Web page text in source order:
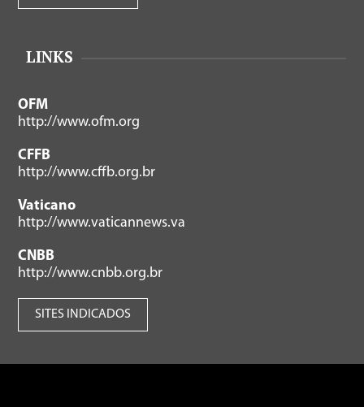
LINKS
OFM
http://www.ofm.org
CFFB
http://www.cffb.org.br
Vaticano
http://www.vaticannews.va
CNBB
http://www.cnbb.org.br
SITES INDICADOS